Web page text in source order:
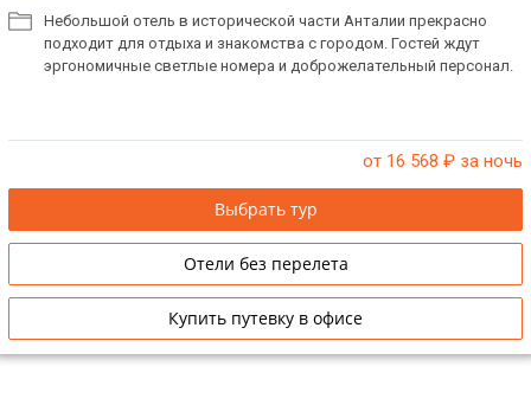
Небольшой отель в исторической части Анталии прекрасно
подходит для отдыха и знакомства с городом. Гостей ждут
эргономичные светлые номера и доброжелательный персонал.
от 16 568 ₽ за ночь
Выбрать тур
Отели без перелета
Купить путевку в офисе